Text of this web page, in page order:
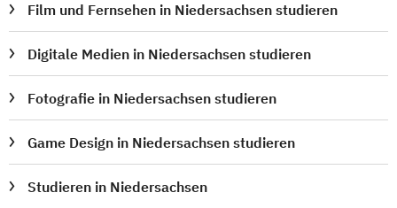
Film und Fernsehen in Niedersachsen studieren
Digitale Medien in Niedersachsen studieren
Fotografie in Niedersachsen studieren
Game Design in Niedersachsen studieren
Studieren in Niedersachsen